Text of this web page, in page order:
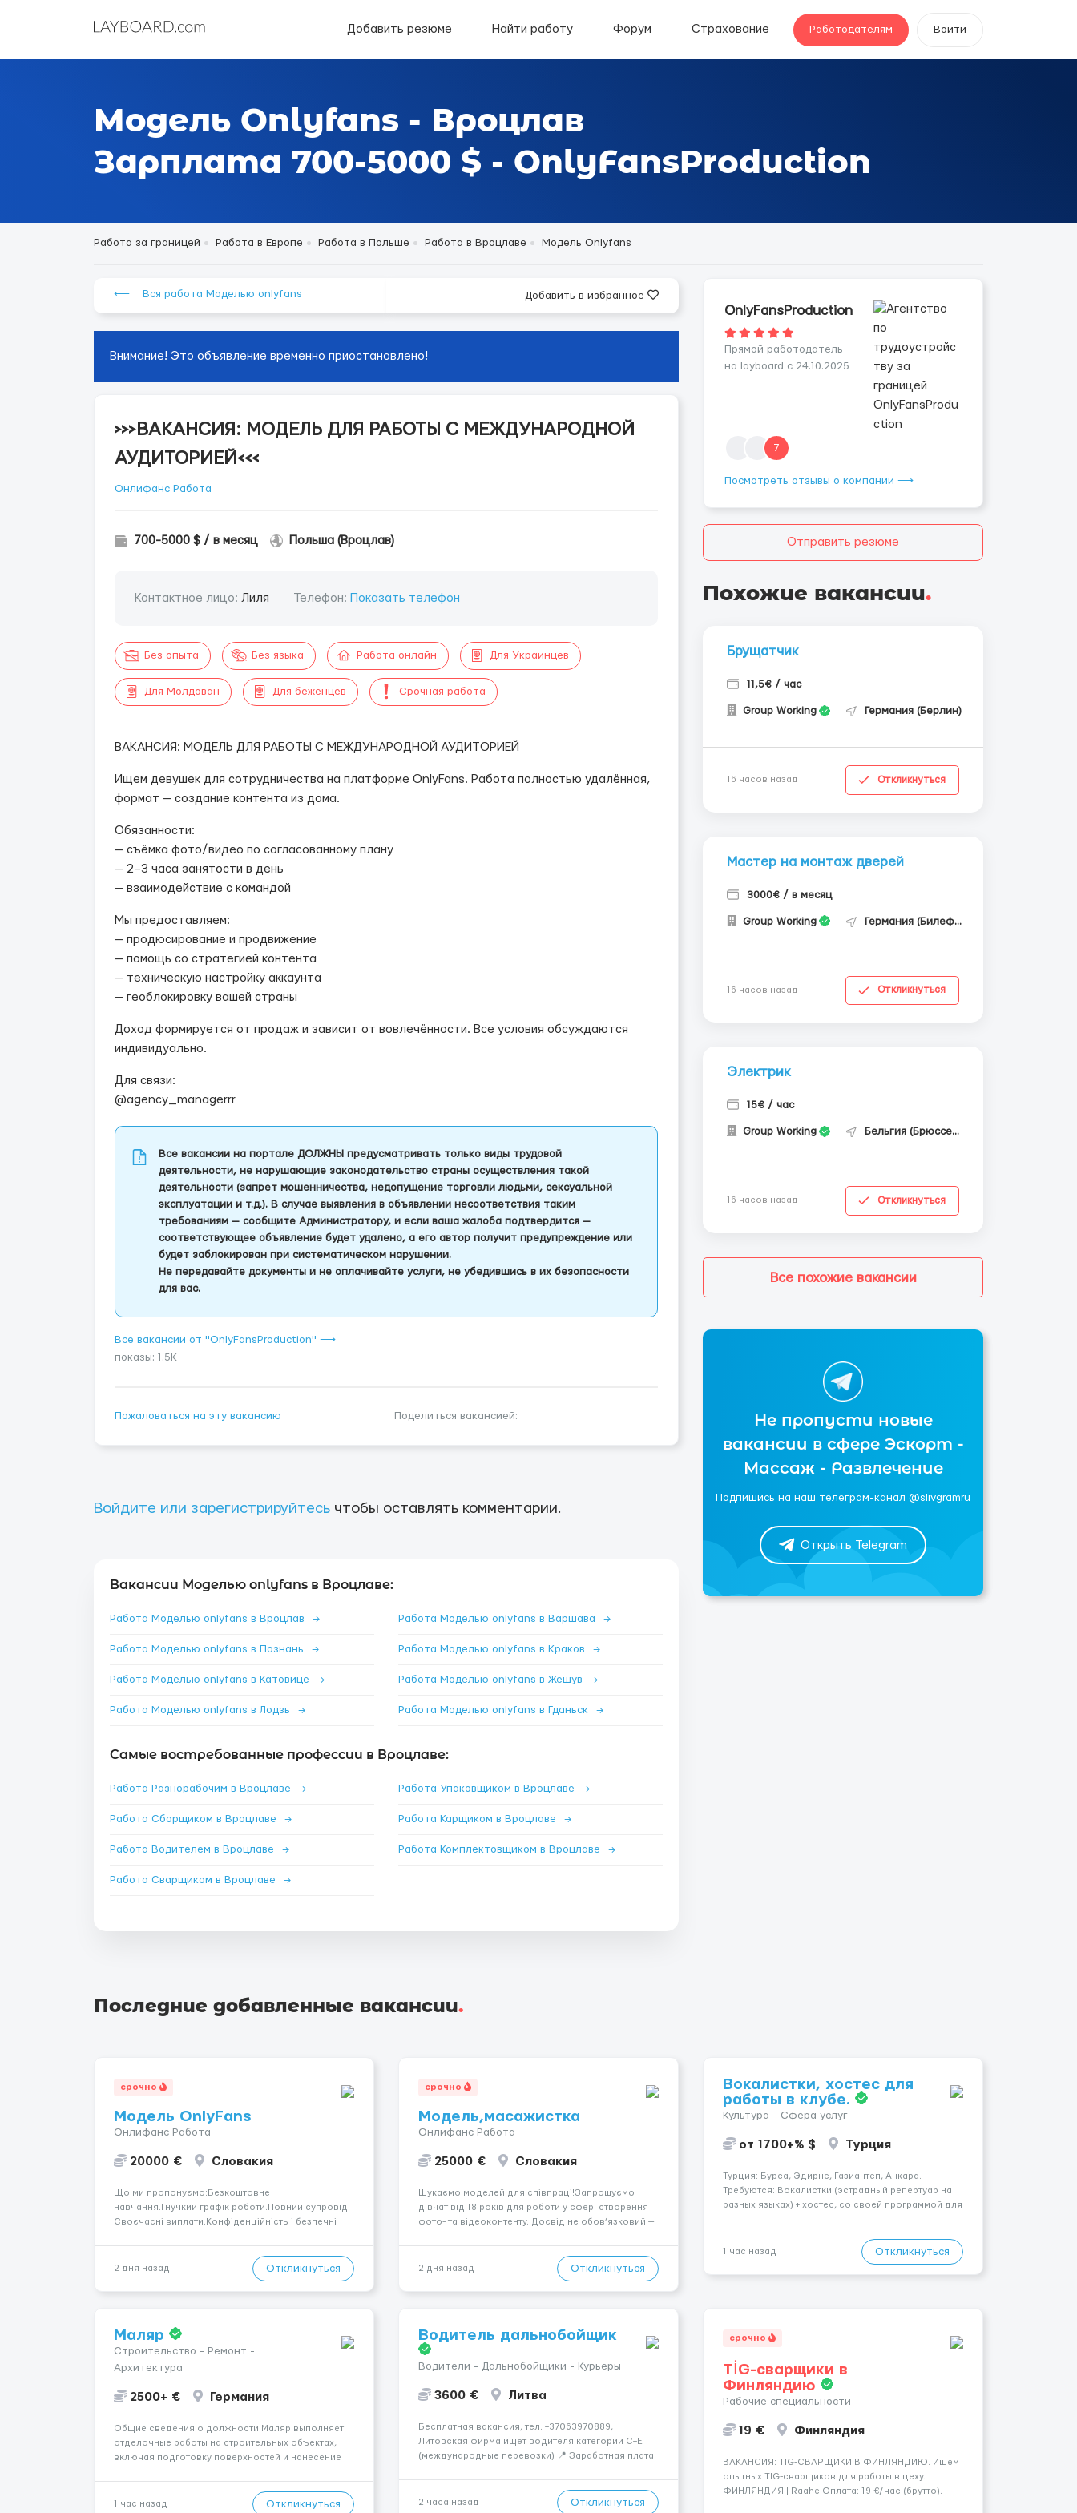
Добавить резюме Найти работу Форум Страхование Работодателям Войти
Модель Onlyfans - Вроцлав
Зарплата 700-5000 $ - OnlyFansProduction
Работа за границей Работа в Европе Работа в Польше Работа в Вроцлаве Модель Onlyfans
⟵ Вся работа Моделью onlyfans Добавить в избранное
Внимание! Это объявление временно приостановлено!
>>>ВАКАНСИЯ: МОДЕЛЬ ДЛЯ РАБОТЫ С МЕЖДУНАРОДНОЙ
АУДИТОРИЕЙ<<<
Онлифанс Работа
700-5000 $ / в месяц Польша (Вроцлав)
Контактное лицо: Лиля Телефон: Показать телефон
Без опыта Без языка Работа онлайн Для Украинцев
Для Молдован Для беженцев Срочная работа
ВАКАНСИЯ: МОДЕЛЬ ДЛЯ РАБОТЫ С МЕЖДУНАРОДНОЙ АУДИТОРИЕЙ
Ищем девушек для сотрудничества на платформе OnlyFans. Работа полностью удалённая,
формат — создание контента из дома.
Обязанности:
— съёмка фото/видео по согласованному плану
— 2–3 часа занятости в день
— взаимодействие с командой
Мы предоставляем:
— продюсирование и продвижение
— помощь со стратегией контента
— техническую настройку аккаунта
— геоблокировку вашей страны
Доход формируется от продаж и зависит от вовлечённости. Все условия обсуждаются
индивидуально.
Для связи:
@agency_managerrr
Все вакансии на портале ДОЛЖНЫ предусматривать только виды трудовой
деятельности, не нарушающие законодательство страны осуществления такой
деятельности (запрет мошенничества, недопущение торговли людьми, сексуальной
эксплуатации и т.д.). В случае выявления в объявлении несоответствия таким
требованиям — сообщите Администратору, и если ваша жалоба подтвердится —
соответствующее объявление будет удалено, а его автор получит предупреждение или
будет заблокирован при систематическом нарушении.
Не передавайте документы и не оплачивайте услуги, не убедившись в их безопасности
для вас.
Все вакансии от "OnlyFansProduction" ⟶
показы: 1.5K
Пожаловаться на эту вакансию Поделиться вакансией:
Войдите или зарегистрируйтесь чтобы оставлять комментарии.
Вакансии Моделью onlyfans в Вроцлаве:
Работа Моделью onlyfans в Вроцлав → Работа Моделью onlyfans в Варшава →
Работа Моделью onlyfans в Познань → Работа Моделью onlyfans в Краков →
Работа Моделью onlyfans в Катовице → Работа Моделью onlyfans в Жешув →
Работа Моделью onlyfans в Лодзь → Работа Моделью onlyfans в Гданьск →
Самые востребованные профессии в Вроцлаве:
Работа Разнорабочим в Вроцлаве → Работа Упаковщиком в Вроцлаве →
Работа Сборщиком в Вроцлаве → Работа Карщиком в Вроцлаве →
Работа Водителем в Вроцлаве → Работа Комплектовщиком в Вроцлаве →
Работа Сварщиком в Вроцлаве →
OnlyFansProduction
Прямой работодатель
на layboard с 24.10.2025
7
Посмотреть отзывы о компании ⟶
Отправить резюме
Похожие вакансии.
Брущатчик
11,5€ / час
Group Working Германия (Берлин)
16 часов назад Откликнуться
Мастер на монтаж дверей
3000€ / в месяц
Group Working Германия (Билефельд)
16 часов назад Откликнуться
Электрик
15€ / час
Group Working Бельгия (Брюссель)
16 часов назад Откликнуться
Все похожие вакансии
Не пропусти новые
вакансии в сфере Эскорт -
Массаж - Развлечение
Подпишись на наш телеграм-канал @slivgramru
Открыть Telegram
Последние добавленные вакансии.
срочно
Модель OnlyFans
Онлифанс Работа
20000 € Словакия
Що ми пропонуємо:Безкоштовне
навчання.Гнучкий графік роботи.Повний супровід
Своєчасні виплати.Конфіденційність і безпечні
розвиватися.Досвід не обов’язковий.Якщо вас
зацікавила вакансія — залишайте відгук, і ми
зв’яжемося ...
2 дня назад Откликнуться
срочно
Модель,масажистка
Онлифанс Работа
25000 € Словакия
Шукаємо моделей для співпраці!Запрошуємо
дівчат від 18 років для роботи у сфері створення
фото- та відеоконтенту. Досвід не обов’язковий —
конфіденційність і професійну підтримку.
Працюємо офіційно, поважаємо особ...
2 дня назад Откликнуться
Вокалистки, хостес для
работы в клубе.
Культура - Сфера услуг
от 1700+% $ Турция
Турция: Бурса, Эдирне, Газиантеп, Анкара.
Требуются: Вокалистки (эстрадный репертуар на
разных языках) + хостеc, со своей программой для
трех месяцев. Мед. страховка. Высокая зарплат...
1 час назад Откликнуться
Маляр
Строительство - Ремонт -
Архитектура
2500+ € Германия
Общие сведения о должности Маляр выполняет
отделочные работы на строительных объектах,
включая подготовку поверхностей и нанесение
на месте, приглашения делаем только для
1 час назад Откликнуться
Водитель дальнобойщик
Водители - Дальнобойщики - Курьеры
3600 € Литва
Бесплатная вакансия, тел. +37063970889,
Литовская фирма ищет водителя категории C+E
(международные перевозки) 📍 Заработная плата:
рефрижераторах. В среднем 400–500 км в день.
2 часа назад Откликнуться
срочно
TİG-сварщики в
Финляндию
Рабочие специальности
19 € Финляндия
​​ВАКАНСИЯ: TIG-СВАРЩИКИ В ФИНЛЯНДИЮ. Ищем
опытных TIG-сварщиков для работы в цеху.
ФИНЛЯНДИЯ | Raahe Оплата: 19 €/час (брутто).